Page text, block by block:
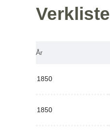
Verkliste
År
1850
1850